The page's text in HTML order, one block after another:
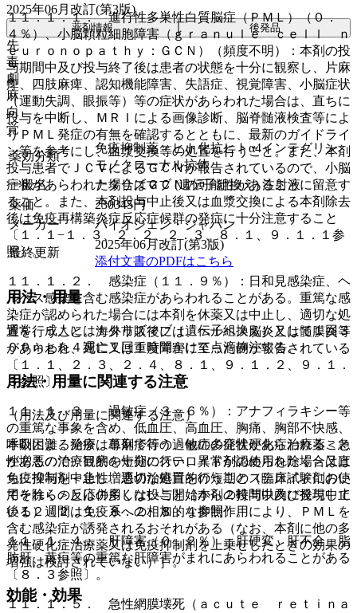
１１．１．１． 進行性多巣性白質脳症（ＰＭＬ）（０．
４％）、小脳顆粒細胞障害（ｇｒａｎｕｌｅ ｃｅｌｌ ｎ
ｅｕｒｏｎｏｐａｔｈｙ：ＧＣＮ）（頻度不明）：本剤の投
与期間中及び投与終了後は患者の状態を十分に観察し、片麻
痺、四肢麻痺、認知機能障害、失語症、視覚障害、小脳症状
（運動失調、眼振等）等の症状があらわれた場合は、直ちに
投与を中断し、ＭＲＩによる画像診断、脳脊髄液検査等によ
りＰＭＬ発症の有無を確認するとともに、最新のガイドライ
ン等を参考にし、血漿交換等の処置を行うこと。また、本剤
投与患者でＪＣＶによるＧＣＮが報告されているので、小脳
症状があらわれた場合はＧＣＮの可能性があることに留意す
ること。また、本剤投与中止後又は血漿交換による本剤除去
後は免疫再構築炎症反応症候群の発症に十分注意すること
〔１．１−１．３、２．２、２．３、８．１、９．１．１参
照〕。
１１．１．２． 感染症（１１．９％）：日和見感染症、ヘ
ルペス感染を含む感染症があらわれることがある。重篤な感
染症が認められた場合には本剤を休薬又は中止し、適切な処
置を行うこと。海外市販後には、ヘルペス脳炎又は髄膜炎等
があらわれ、死亡又は重度障害に至った例が報告されている
〔１．１、２．３、２．４、８．１、９．１．２、９．１．
３参照〕。
１１．１．３． 過敏症（３．６％）：アナフィラキシー等
の重篤な事象を含め、低血圧、高血圧、胸痛、胸部不快感、
呼吸困難、発疹、蕁麻疹等の過敏症の症状があらわれること
があるので、観察を十分に行い、異常が認められた場合は直
ちに投与を中止し、適切な処置を行うこと（臨床試験におい
てそれらの反応の多くは投与開始から２時間以内に発現して
いる）〔２．１、８．２、８．４参照〕。
１１．１．４． 肝障害（０．２％）：肝硬変、肝不全、脂
肪肝、黄疸等の重篤な肝障害がまれにあらわれることがある
〔８．３参照〕。
１１．１．５． 急性網膜壊死（ａｃｕｔｅ ｒｅｔｉｎａ
2025年06月改訂(第3版)
薬剤情報 後発品
先
毒
劇
麻
向
覚
薬効分類
免疫抑制薬 > ヒト化抗ヒトα4インテグリン
モノクローナル抗体
一般名
ナタリズマブ (遺伝子組換え) 注射液
薬価
230345円
メーカー
バイオジェン・ジャパン
最終更新
2025年06月改訂(第3版)
添付文書のPDFはこちら
用法・用量
通常、成人にはナタリズマブ（遺伝子組換え）として１回３
００ｍｇを４週に１回１時間かけて点滴静注する。
用法・用量に関連する注意
（用法及び用量に関連する注意）
本剤による治療は単剤で行う、他の多発性硬化症治療薬＜急
性増悪の治療目的の短期のステロイド剤の使用を除く＞又は
免疫抑制剤＜急性増悪の治療目的の短期のステロイド剤の使
用を除く＞とは併用しないこと［本剤の投与中及び投与中止
後１２週間は免疫系への相加的な抑制作用により、ＰＭＬを
含む感染症が誘発されるおそれがある（なお、本剤に他の多
発性硬化症治療薬又は免疫抑制剤を上乗せしたときの効果の
増強は検討されていない）］。
効能・効果